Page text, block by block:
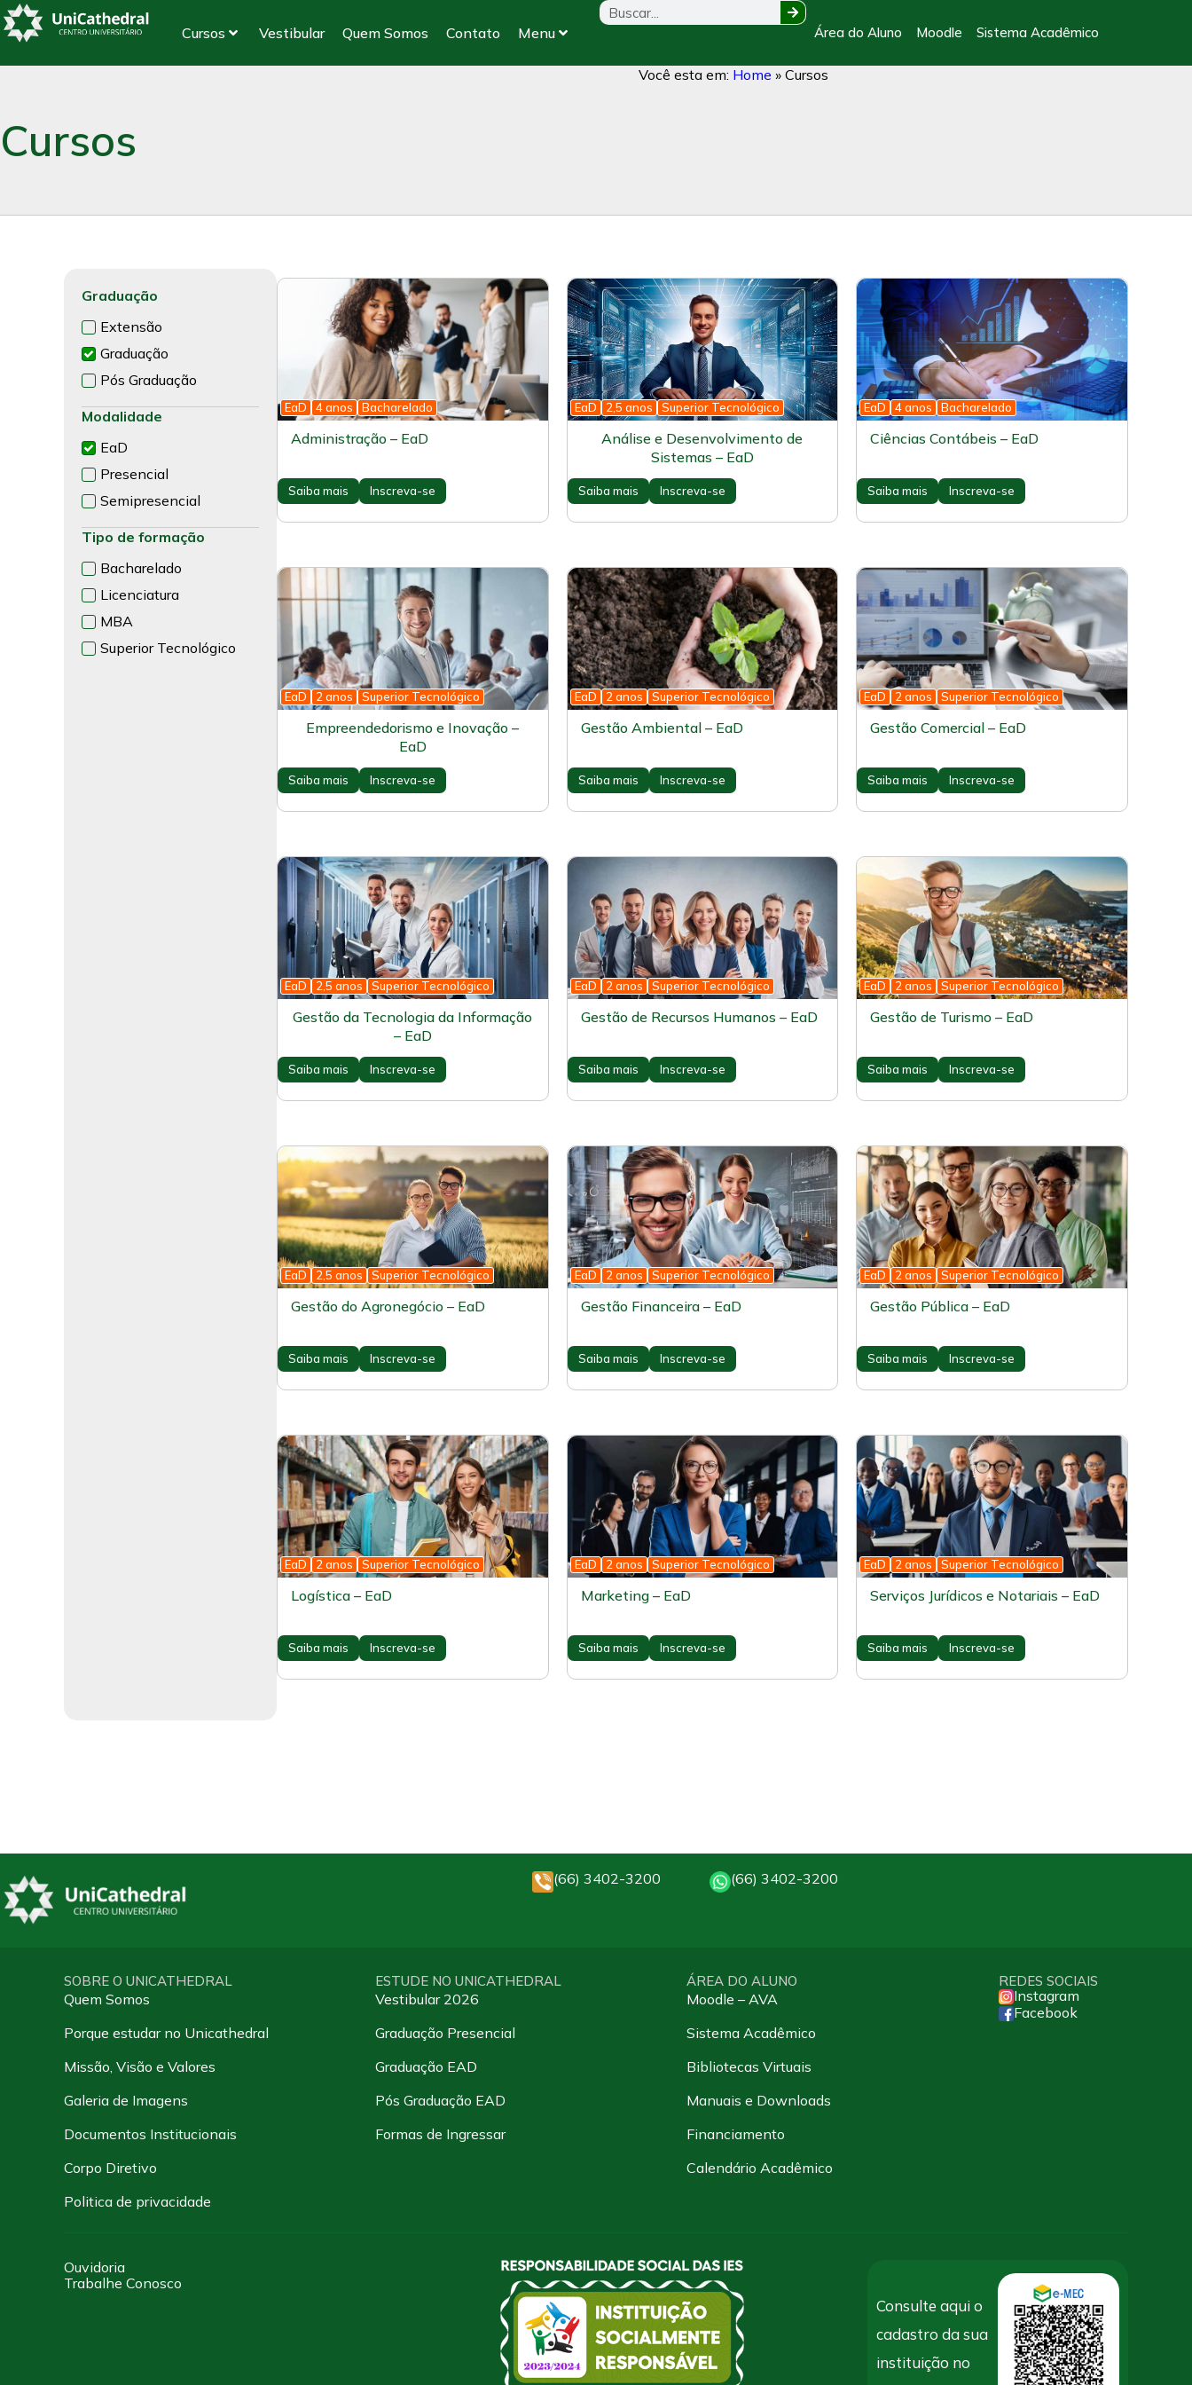
Cursos Vestibular Quem Somos Contato Menu Área do Aluno Moodle Sistema Acadêmico
Cursos
Você esta em: Home » Cursos
Graduação
Extensão
Graduação
Pós Graduação
Modalidade
EaD
Presencial
Semipresencial
Tipo de formação
Bacharelado
Licenciatura
MBA
Superior Tecnológico
EaD 4 anos Bacharelado
Administração – EaD
Saiba mais Inscreva-se
EaD 2,5 anos Superior Tecnológico
Análise e Desenvolvimento de
Sistemas – EaD
Saiba mais Inscreva-se
EaD 4 anos Bacharelado
Ciências Contábeis – EaD
Saiba mais Inscreva-se
EaD 2 anos Superior Tecnológico
Empreendedorismo e Inovação –
EaD
Saiba mais Inscreva-se
EaD 2 anos Superior Tecnológico
Gestão Ambiental – EaD
Saiba mais Inscreva-se
EaD 2 anos Superior Tecnológico
Gestão Comercial – EaD
Saiba mais Inscreva-se
EaD 2,5 anos Superior Tecnológico
Gestão da Tecnologia da Informação
– EaD
Saiba mais Inscreva-se
EaD 2 anos Superior Tecnológico
Gestão de Recursos Humanos – EaD
Saiba mais Inscreva-se
EaD 2 anos Superior Tecnológico
Gestão de Turismo – EaD
Saiba mais Inscreva-se
EaD 2,5 anos Superior Tecnológico
Gestão do Agronegócio – EaD
Saiba mais Inscreva-se
EaD 2 anos Superior Tecnológico
Gestão Financeira – EaD
Saiba mais Inscreva-se
EaD 2 anos Superior Tecnológico
Gestão Pública – EaD
Saiba mais Inscreva-se
EaD 2 anos Superior Tecnológico
Logística – EaD
Saiba mais Inscreva-se
EaD 2 anos Superior Tecnológico
Marketing – EaD
Saiba mais Inscreva-se
EaD 2 anos Superior Tecnológico
Serviços Jurídicos e Notariais – EaD
Saiba mais Inscreva-se
(66) 3402-3200 (66) 3402-3200
SOBRE O UNICATHEDRAL
Quem Somos
Porque estudar no Unicathedral
Missão, Visão e Valores
Galeria de Imagens
Documentos Institucionais
Corpo Diretivo
Politica de privacidade
ESTUDE NO UNICATHEDRAL
Vestibular 2026
Graduação Presencial
Graduação EAD
Pós Graduação EAD
Formas de Ingressar
ÁREA DO ALUNO
Moodle – AVA
Sistema Acadêmico
Bibliotecas Virtuais
Manuais e Downloads
Financiamento
Calendário Acadêmico
REDES SOCIAIS
Instagram
Facebook
Ouvidoria
Trabalhe Conosco
Consulte aqui o
cadastro da sua
instituição no